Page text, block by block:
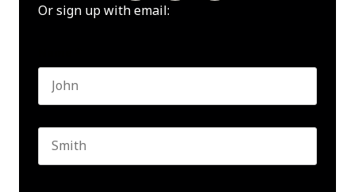
Or sign up with email: